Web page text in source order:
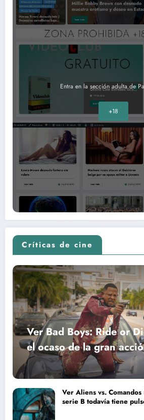
Entra en la sección adulta de
+18
Críticas de cine
Ver Bad Boys: Ride or
el ocaso de la gran
Ver Aliens vs.
serie B todavía tiene